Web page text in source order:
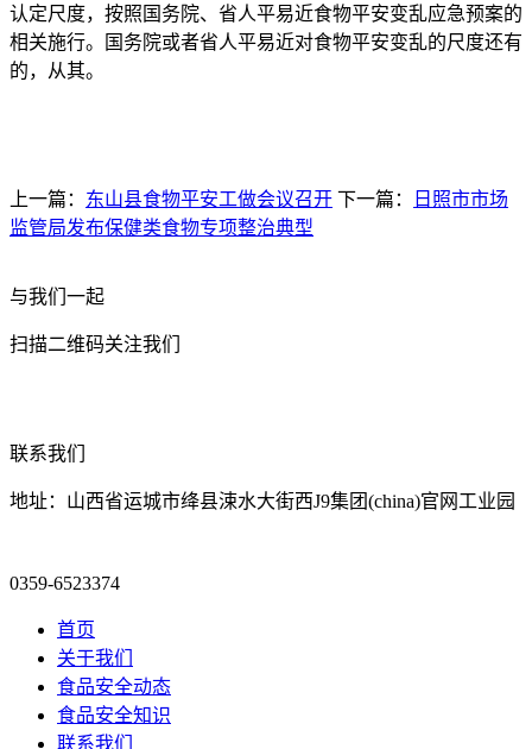
认定尺度，按照国务院、省人平易近食物平安变乱应急预案的
相关施行。国务院或者省人平易近对食物平安变乱的尺度还有
的，从其。
上一篇： 东山县食物平安工做会议召开 下一篇：
日照市市场
监管局发布保健类食物专项整治典型
与我们一起
扫描二维码关注我们
联系我们
地址：山西省运城市绛县涑水大街西J9集团(china)官网工业园
0359-6523374
首页
关于我们
食品安全动态
食品安全知识
联系我们